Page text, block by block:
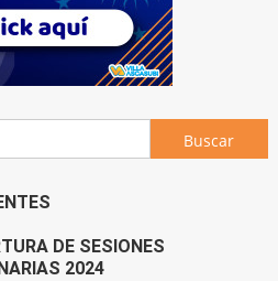
Buscar:
DE SESIONES
2024